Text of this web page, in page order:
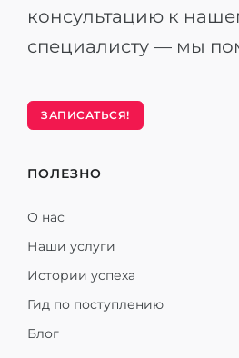
консультацию к
специалисту — мы
ЗАПИСАТЬСЯ!
ПОЛЕЗНО
О нас
Наши услуги
Истории успеха
Гид по поступлению
Блог